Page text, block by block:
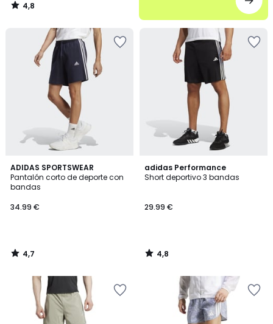
4,8
/
ADIDAS SPORTSWEAR
Pantalón corto de deporte con
bandas
34.99 €
4,7
/ 5
4,7
/
adidas Performance
Short deportivo 3 bandas
29.99 €
4,8
/ 5
4,8
/